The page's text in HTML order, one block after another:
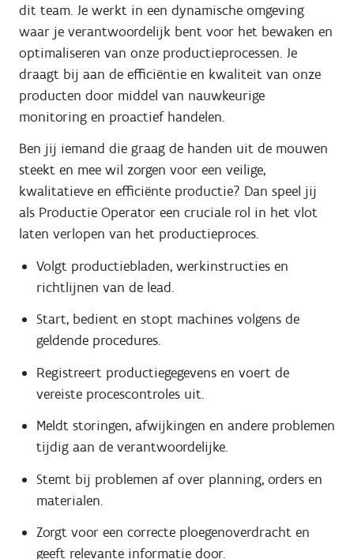
dit team. Je werkt in een dynamische omgeving
waar je verantwoordelijk bent voor het bewaken en
optimaliseren van onze productieprocessen. Je
draagt bij aan de efficiëntie en kwaliteit van onze
producten door middel van nauwkeurige
monitoring en proactief handelen.
Ben jij iemand die graag de handen uit de mouwen
steekt en mee wil zorgen voor een veilige,
kwalitatieve en efficiënte productie? Dan speel jij
als Productie Operator een cruciale rol in het vlot
laten verlopen van het productieproces.
Volgt productiebladen, werkinstructies en
richtlijnen van de lead.
Start, bedient en stopt machines volgens de
geldende procedures.
Registreert productiegegevens en voert de
vereiste procescontroles uit.
Meldt storingen, afwijkingen en andere problemen
tijdig aan de verantwoordelijke.
Stemt bij problemen af over planning, orders en
materialen.
Zorgt voor een correcte ploegenoverdracht en
geeft relevante informatie door.